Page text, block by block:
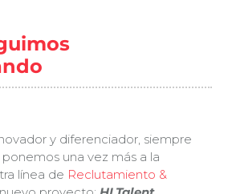
y diferenciador, siempre
ponemos una vez más a la
línea de Reclutamiento &